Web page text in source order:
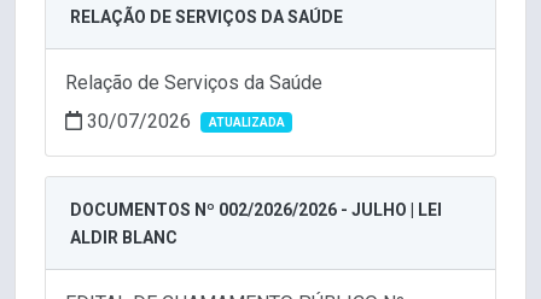
RELAÇÃO DE SERVIÇOS DA SAÚDE
Relação de Serviços da Saúde
30/07/2026
ATUALIZADA
DOCUMENTOS Nº 002/2026/2026 - JULHO | LEI
ALDIR BLANC